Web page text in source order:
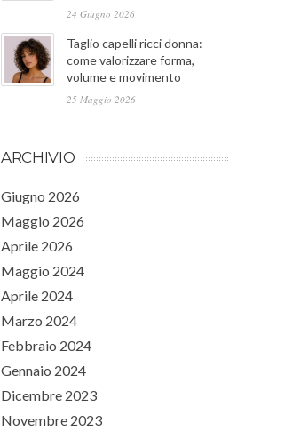
24 Giugno 2026
Taglio capelli ricci donna:
come valorizzare forma,
volume e movimento
25 Maggio 2026
ARCHIVIO
Giugno 2026
Maggio 2026
Aprile 2026
Maggio 2024
Aprile 2024
Marzo 2024
Febbraio 2024
Gennaio 2024
Dicembre 2023
Novembre 2023